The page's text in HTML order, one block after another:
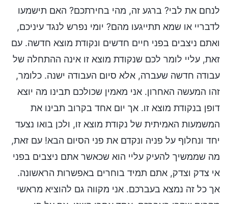
לנחם את לבי? ברגע זה, מהי בחירתכם? האם תישמעו
לדבריי או שמא תתייגעו מהם? יומי נפרש לנגד עיניכם,
ואתם ניצבים בפני חיים חדשים ונקודת מוצא חדשה. עם
זאת, עליי לומר לכם שנקודת מוצא זו אינה ההתחלה של
עבודה חדשה שעברה, אלא סיום העבודה ישנה. כלומר,
זהו המעשה האחרון. אני מאמין שכולכם תבינו מה יוצא
דופן בנקודת מוצא זו. אך יום אחד בקרוב תבינו את
המשמעות האמיתית של נקודת מוצא זו, ולכן בואו נצעד
יחד ונחלוף על פניה ונקדם את פני הסיום הבא! עם זאת,
מה שממשיך להעיק עליי הוא שכאשר אתם ניצבים בפני
אי צדק וצדק, אתם תמיד בוחרים באפשרות הראשונה.
אך כל זה נמצא בעברכם. אני מקווה גם להוציא מראשי